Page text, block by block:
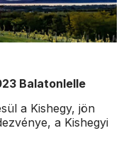
Balatonlelle
a Kishegy, jön
a Kishegyi